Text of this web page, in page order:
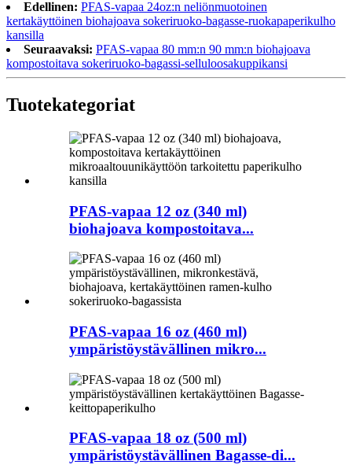
Edellinen: PFAS-vapaa 24oz:n neliönmuotoinen
kertakäyttöinen biohajoava sokeriruoko-bagasse-ruokapaperikulho
kansilla
Seuraavaksi: PFAS-vapaa 80 mm:n 90 mm:n biohajoava
kompostoitava sokeriruoko-bagassi-selluloosakuppikansi
Tuotekategoriat
PFAS-vapaa 12 oz (340 ml)
biohajoava kompostoitava...
PFAS-vapaa 16 oz (460 ml)
ympäristöystävällinen mikro...
PFAS-vapaa 18 oz (500 ml)
ympäristöystävällinen Bagasse-di...